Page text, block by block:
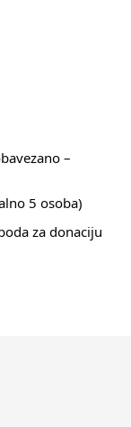
–
5 osoba)
za donaciju